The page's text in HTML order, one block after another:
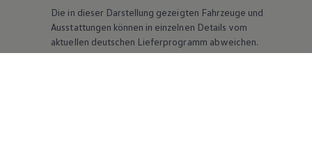
Die in dieser Darstellung gezeigten Fahrzeuge und
Ausstattungen können in einzelnen Details vom
aktuellen deutschen Lieferprogramm abweichen.
Abgebildet sind teilweise Sonderausstattungen der